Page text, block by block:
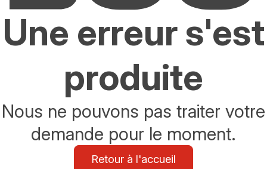
Une erreur s'est
produite
Nous ne pouvons pas traiter votre
demande pour le moment.
Retour à l'accueil